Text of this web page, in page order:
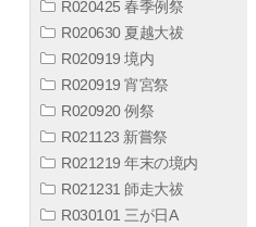
R020425 春季例祭
R020630 夏越大祓
R020919 境内
R020919 宵宮祭
R020920 例祭
R021123 新嘗祭
R021219 年末の境内
R021231 師走大祓
R030101 三が日A